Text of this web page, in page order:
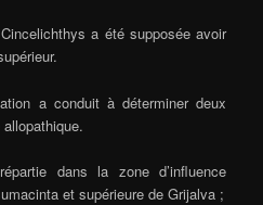
a été supposée avoir
a conduit à déterminer deux
dans la zone d’influence
et supérieure de Grijalva ;